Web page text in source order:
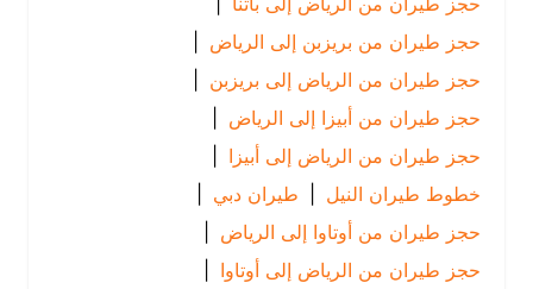
حجز طيران من بريزبن إلى الرياض
|
حجز طيران من الرياض إلى بريزبن |
حجز طيران من أبيزا إلى الرياض
|
حجز طيران من الرياض إلى أبيزا
خطوط طيران النيل | طيران دبي |
حجز طيران من أوتاوا إلى الرياض
|
حجز طيران من الرياض إلى أوتاوا |